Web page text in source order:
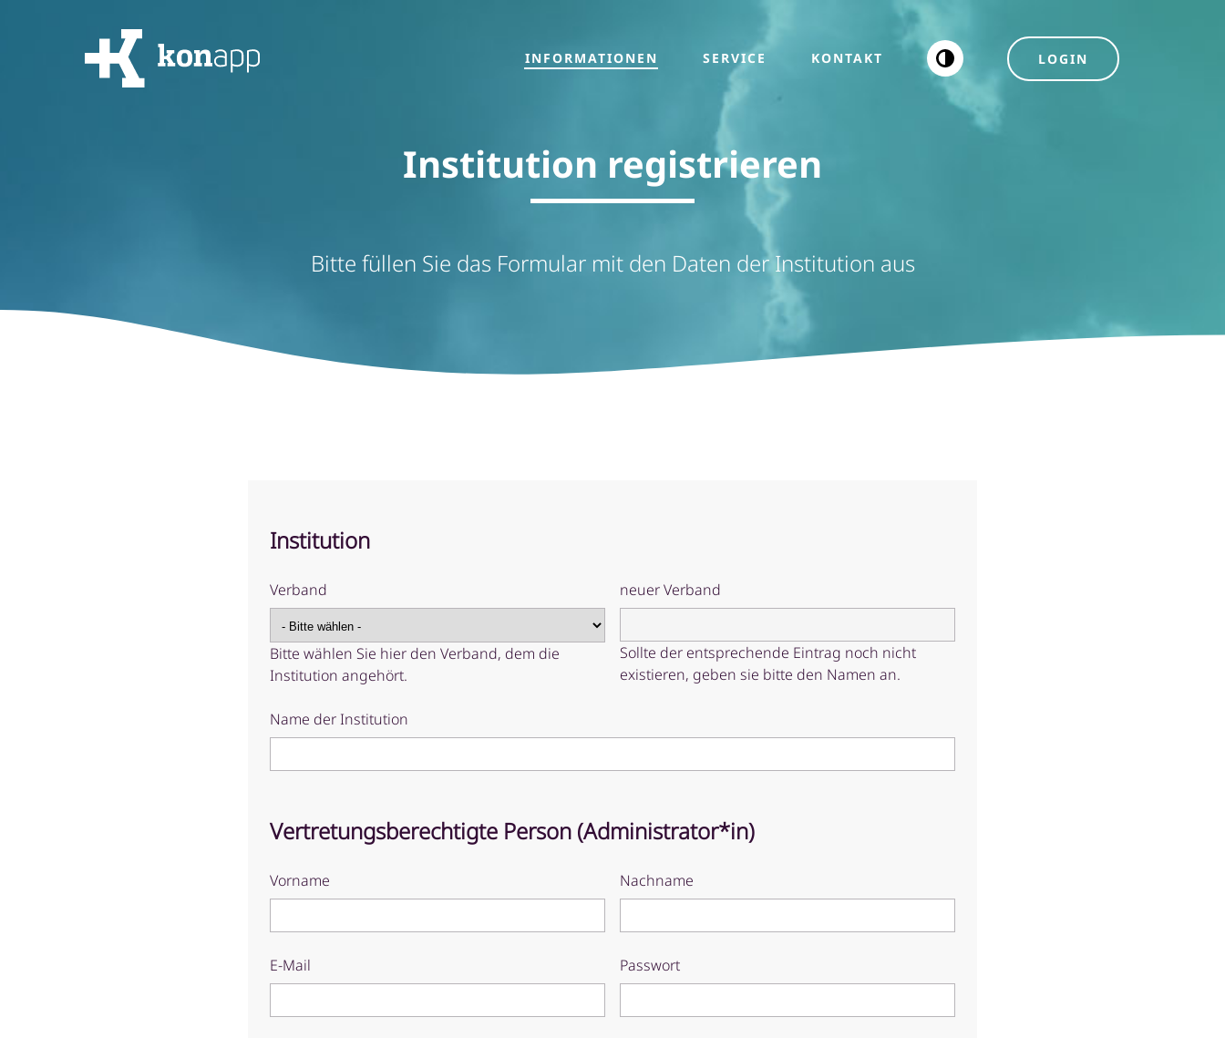
INFORMATIONEN SERVICE KONTAKT
Kontrast
erhöhen
LOGIN
Institution registrieren
Bitte füllen Sie das Formular mit den Daten der Institution aus
Institution
Verband
Bitte wählen Sie hier den Verband, dem die
Institution angehört.
neuer Verband
Sollte der entsprechende Eintrag noch nicht
existieren, geben sie bitte den Namen an.
Name der Institution
Vertretungsberechtigte Person (Administrator*in)
Vorname Nachname
E-Mail Passwort